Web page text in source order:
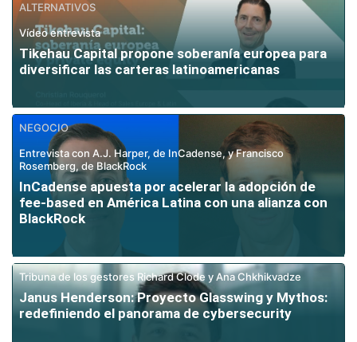
ALTERNATIVOS
Vídeo entrevista
Tikehau Capital propone soberanía europea para
diversificar las carteras latinoamericanas
NEGOCIO
Entrevista con A.J. Harper, de InCadense, y Francisco
Rosemberg, de BlackRock
InCadense apuesta por acelerar la adopción de
fee-based en América Latina con una alianza con
BlackRock
Tribuna de los gestores Richard Clode y Ana Chkhikvadze
Janus Henderson: Proyecto Glasswing y Mythos:
redefiniendo el panorama de cybersecurity